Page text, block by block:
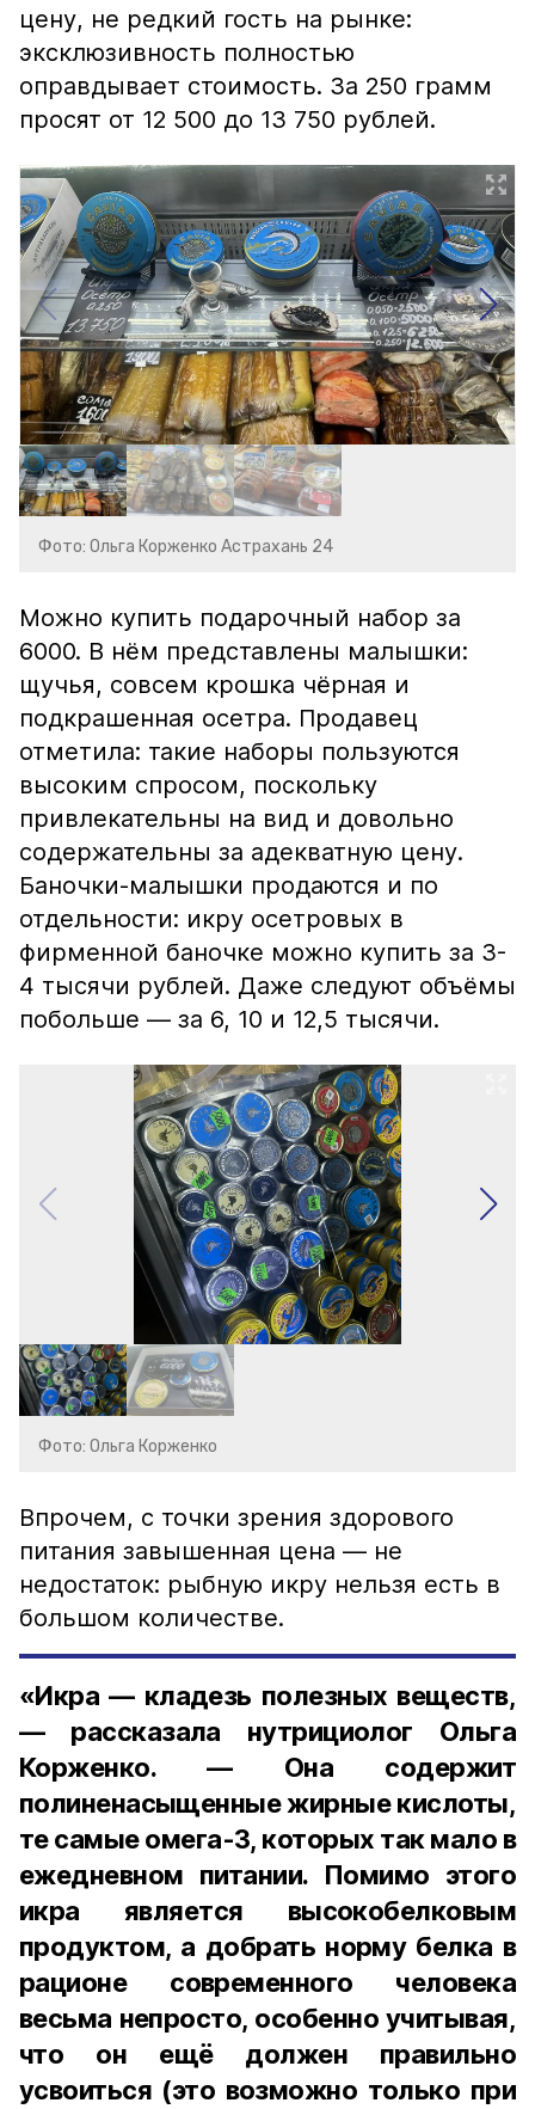
цену, не редкий гость на рынке:
эксклюзивность полностью
оправдывает стоимость. За 250 грамм
просят от 12 500 до 13 750 рублей.
Фото: Ольга Корженко Астрахань 24
Можно купить подарочный набор за
6000. В нём представлены малышки:
щучья, совсем крошка чёрная и
подкрашенная осетра. Продавец
отметила: такие наборы пользуются
высоким спросом, поскольку
привлекательны на вид и довольно
содержательны за адекватную цену.
Баночки-малышки продаются и по
отдельности: икру осетровых в
фирменной баночке можно купить за 3-
4 тысячи рублей. Даже следуют объёмы
побольше — за 6, 10 и 12,5 тысячи.
Фото: Ольга Корженко
Впрочем, с точки зрения здорового
питания завышенная цена — не
недостаток: рыбную икру нельзя есть в
большом количестве.
«Икра — кладезь полезных веществ,
— рассказала нутрициолог Ольга
Корженко. — Она содержит
полиненасыщенные жирные кислоты,
те самые омега-3, которых так мало в
ежедневном питании. Помимо этого
икра является высокобелковым
продуктом, а добрать норму белка в
рационе современного человека
весьма непросто, особенно учитывая,
что он ещё должен правильно
усвоиться (это возможно только при